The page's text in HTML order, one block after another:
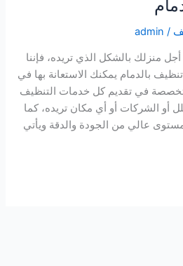
/
admin
منزلك بالشكل الذي تريده، فإننا
بالدمام يمكنك الاستعانة بها في
في تقديم كل خدمات التنظيف
أو الشركات أو أي مكان تريده، كما
عالي من الجودة والدقة ويأتي